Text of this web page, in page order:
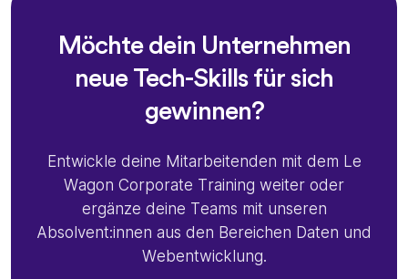
Möchte dein Unternehmen
neue Tech-Skills für sich
gewinnen?
Entwickle deine Mitarbeitenden mit dem Le
Wagon Corporate Training weiter oder
ergänze deine Teams mit unseren
Absolvent:innen aus den Bereichen Daten und
Webentwicklung.